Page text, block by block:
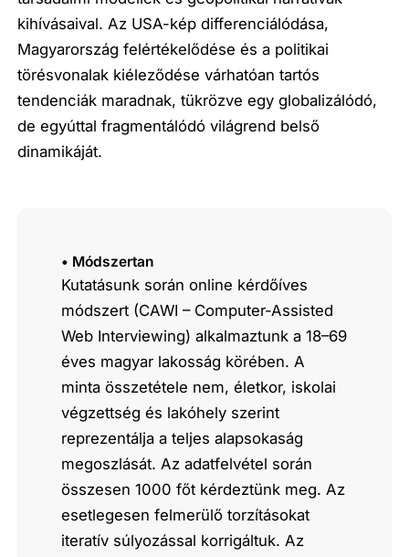
kihívásaival. Az USA-kép differenciálódása,
Magyarország felértékelődése és a politikai
törésvonalak kiéleződése várhatóan tartós
tendenciák maradnak, tükrözve egy globalizálódó,
de egyúttal fragmentálódó világrend belső
dinamikáját.
• Módszertan
Kutatásunk során online kérdőíves
módszert (CAWI – Computer-Assisted
Web Interviewing) alkalmaztunk a 18–69
éves magyar lakosság körében. A
minta összetétele nem, életkor, iskolai
végzettség és lakóhely szerint
reprezentálja a teljes alapsokaság
megoszlását. Az adatfelvétel során
összesen 1000 főt kérdeztünk meg. Az
esetlegesen felmerülő torzításokat
iteratív súlyozással korrigáltuk. Az